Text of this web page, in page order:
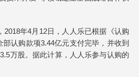
2018年4月12日，人人乐已根据《认购
认购款项3.44亿元支付完毕，并收到
万股。据此计算，人人乐参与认购的